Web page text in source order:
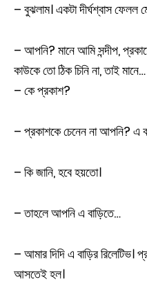
– বুঝলাম। একটা দীর্ঘশ্বাস ফেলল
– আপনি? মানে আমি সন্দীপ,
কাউকে তো ঠিক চিনি না, তাই মানে…
– কে প্রকাশ?
– প্রকাশকে চেনেন না আপনি? এ
– কি জানি, হবে হয়তো।
– তাহলে আপনি এ বাড়িতে…
– আমার দিদি এ বাড়ির রিলেটিভ।
আসতেই হল।